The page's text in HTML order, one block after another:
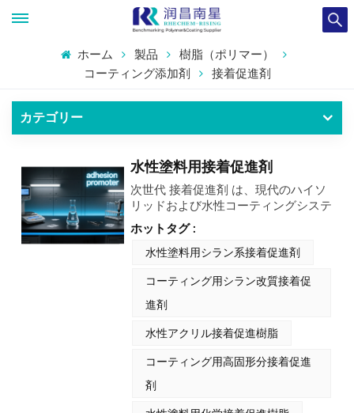
ホーム 製品
樹脂（ポリマー）
コーティング添加剤
接着促進剤
カテゴリー
水性塗料用接着促進剤
次世代 接着促進剤 は、現代のハイソ
リッドおよび水性コーティングシステ
ムに特有の課題に対処するために配合
された重要な成分であり、要求の厳し
いさまざまな用途にわたって優れた基
ロモーターは、共有結合メカニズムを
介して機能する新しいシランベースの
ク、処理された金属、複合材などの難
強度を大幅に高めます。 その並外れ
た適合性は、極性水性ラティスとハイ
ソリッドポリオール/アクリル配合の
ホットタグ :
水性塗料用シラン系接着促進剤
コーティング用シラン改質接着促
進剤
水性アクリル接着促進樹脂
コーティング用高固形分接着促進
剤